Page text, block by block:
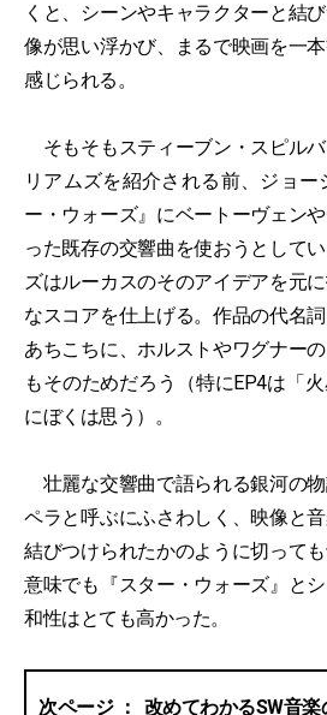
くと、シーンやキャラクターと結
像が思い浮かび、まるで映画を一
感じられる。
そもそもスティーブン・スピル
リアムズを紹介される前、ジョー
ー・ウォーズ』にベートーヴェン
った既存の交響曲を使おうとして
ズはルーカスのそのアイデアを元
なスコアを仕上げる。作品の代名
あちこちに、ホルストやワグナー
もそのためだろう（特にEP4は「
にぼくは思う）。
壮麗な交響曲で語られる銀河の
ペラと呼ぶにふさわしく、映像と
結びつけられたかのように切って
意味でも『スター・ウォーズ』と
和性はとても高かった。
改めてわかるSW音楽